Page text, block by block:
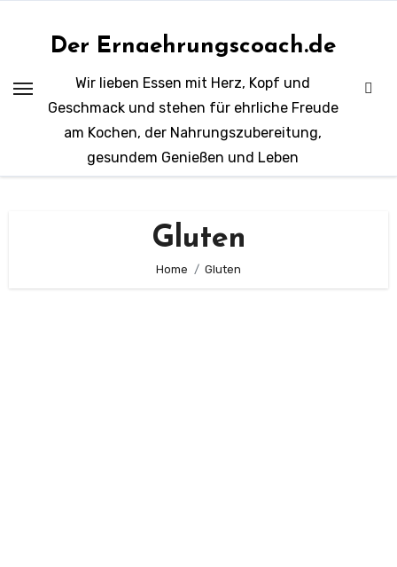
Der Ernaehrungscoach.de
Wir lieben Essen mit Herz, Kopf und
Geschmack und stehen für ehrliche Freude
am Kochen, der Nahrungszubereitung,
gesundem Genießen und Leben
Gluten
Home Gluten